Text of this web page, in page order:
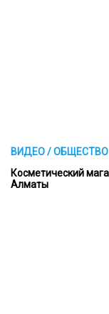
ВИДЕО / ОБЩЕСТВО
Косметический
Алматы